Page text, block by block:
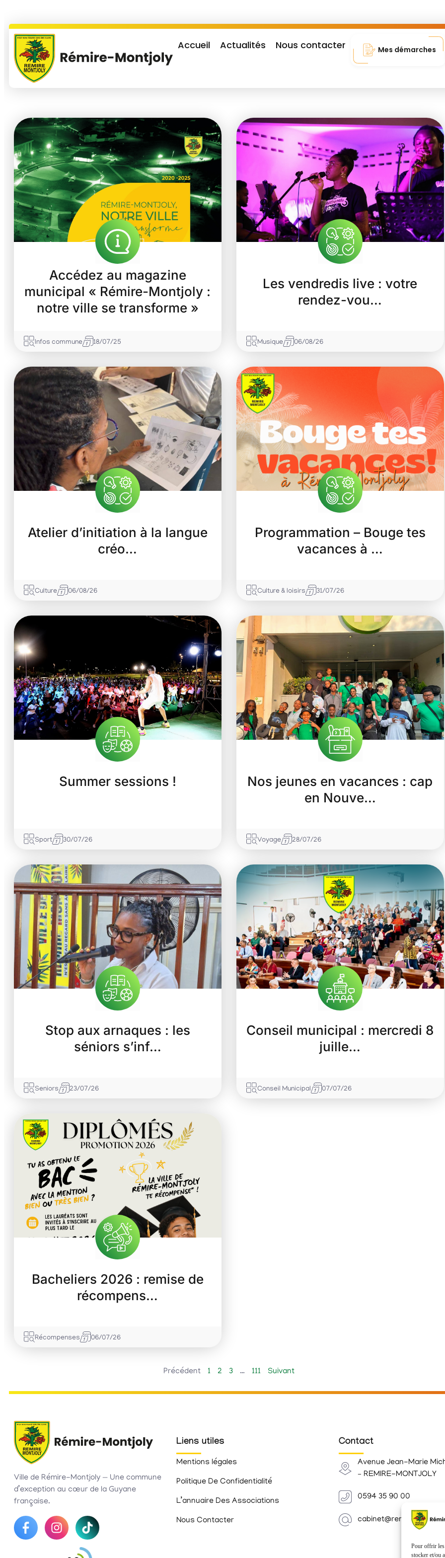
Pour offrir les
stocker et/ou
Accueil Actualités Nous contacter Mes démarches
Accédez au magazine
municipal « Rémire-Montjoly :
notre ville se transforme »
Infos commune 18/07/25
Les vendredis live : votre
rendez-vou…
Musique 06/08/26
Atelier d’initiation à la langue
créo…
Culture 06/08/26
Programmation – Bouge tes
vacances à …
Culture & loisirs 31/07/26
Summer sessions !
Sport 30/07/26
Nos jeunes en vacances : cap
en Nouve…
Voyage 28/07/26
Stop aux arnaques : les
séniors s’inf…
Seniors 23/07/26
Conseil municipal : mercredi 8
juille…
Conseil Municipal 07/07/26
Bacheliers 2026 : remise de
récompens…
Récompenses 06/07/26
Précédent 1 2 3 … 111 Suivant
07
Août
2026
Les vendredis live !
Votre nouveau rendez-vous musical
vacances se poursuit ce vendredi 7
En savoir +
Rémire-Montjoly
Ville de Rémire-Montjoly — Une commune
d’exception au cœur de la Guyane
française.
Liens utiles
Mentions légales
Politique De Confidentialité
L’annuaire Des Associations
Nous Contacter
Contact
Avenue Jean-Marie
– REMIRE-MONTJOLY
0594 35 90 00